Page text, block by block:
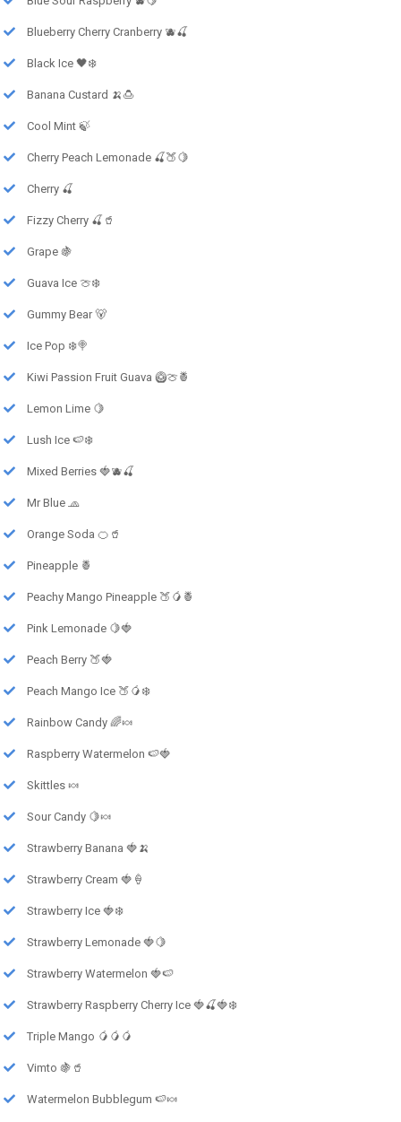
Blueberry Cherry Cranberry 🫐🍒
Black Ice 🖤❄️
Banana Custard 🍌🍮
Cool Mint 🍃
Cherry Peach Lemonade 🍒🍑🍋
Cherry 🍒
Fizzy Cherry 🍒🥤
Grape 🍇
Guava Ice 🍈❄️
Gummy Bear 🐻
Ice Pop ❄️🍭
Kiwi Passion Fruit Guava 🥝🍈🍍
Lemon Lime 🍋
Lush Ice 🍉❄️
Mixed Berries 🍓🫐🍒
Mr Blue 🧢
Orange Soda 🍊🥤
Pineapple 🍍
Peachy Mango Pineapple 🍑🥭🍍
Pink Lemonade 🍋🍓
Peach Berry 🍑🍓
Peach Mango Ice 🍑🥭❄️
Rainbow Candy 🌈🍬
Raspberry Watermelon 🍉🍓
Skittles 🍬
Sour Candy 🍋🍬
Strawberry Banana 🍓🍌
Strawberry Cream 🍓🍦
Strawberry Ice 🍓❄️
Strawberry Lemonade 🍓🍋
Strawberry Watermelon 🍓🍉
Strawberry Raspberry Cherry Ice 🍓🍒🍓❄️
Triple Mango 🥭🥭🥭
Vimto 🍇🥤
Watermelon Bubblegum 🍉🍬